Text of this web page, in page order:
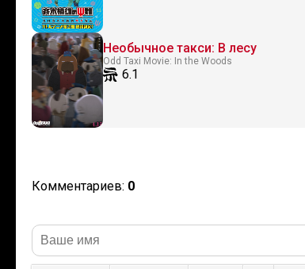
Необычное такси: В лесу
Odd Taxi Movie: In the Woods
6.1
Комментариев: 0